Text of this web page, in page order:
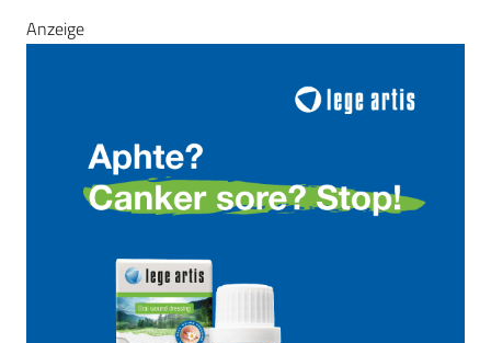
Anzeige